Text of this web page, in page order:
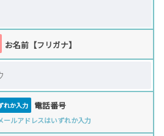
お名前【フリガナ】
れか入力 電話番号
ールアドレスはいずれか入力